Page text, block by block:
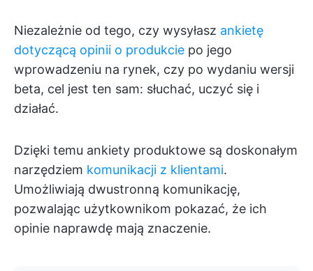
Niezależnie od tego, czy wysyłasz ankietę
dotyczącą opinii o produkcie po jego
wprowadzeniu na rynek, czy po wydaniu wersji
beta, cel jest ten sam: słuchać, uczyć się i
działać.
Dzięki temu ankiety produktowe są doskonałym
narzędziem komunikacji z klientami.
Umożliwiają dwustronną komunikację,
pozwalając użytkownikom pokazać, że ich
opinie naprawdę mają znaczenie.